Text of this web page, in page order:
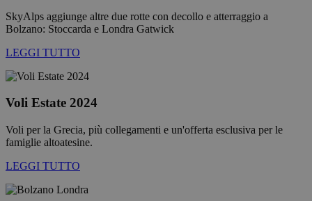
SkyAlps aggiunge altre due rotte con decollo e atterraggio a
Bolzano: Stoccarda e Londra Gatwick
LEGGI TUTTO
Voli Estate 2024
Voli per la Grecia, più collegamenti e un'offerta esclusiva per le
famiglie altoatesine.
LEGGI TUTTO